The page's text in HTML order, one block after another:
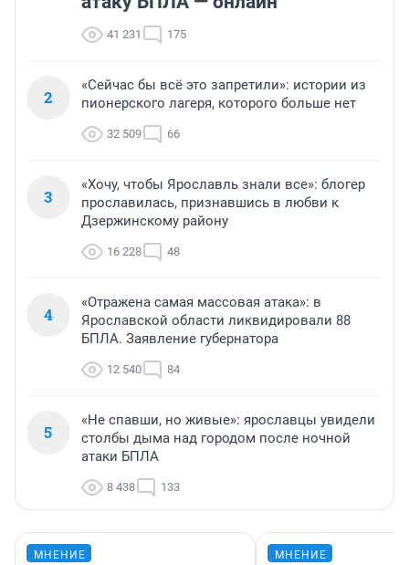
41 231 175
2
«Сейчас бы всё это запретили»: истории из
пионерского лагеря, которого больше нет
32 509 66
3
«Хочу, чтобы Ярославль знали все»: блогер
прославилась, признавшись в любви к
Дзержинскому району
16 228 48
4
«Отражена самая массовая атака»: в
Ярославской области ликвидировали 88
БПЛА. Заявление губернатора
12 540 84
5
«Не спавши, но живые»: ярославцы увидели
столбы дыма над городом после ночной
атаки БПЛА
8 438 133
МНЕНИЕ МНЕНИЕ